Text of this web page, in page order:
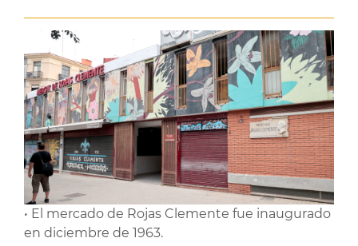
• El mercado de Rojas Clemente fue inaugurado
en diciembre de 1963.